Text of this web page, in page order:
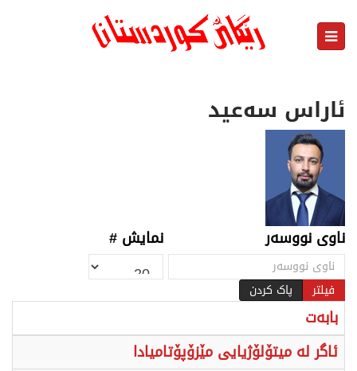
ئاراس سەعید
ناوی نووسەر
فیلتر پاک کردن
نمایش #
بابەت
ئاگر لە میتۆلۆژیایی مێزۆپۆتامیادا